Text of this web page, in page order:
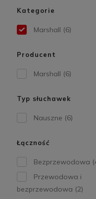
Kategorie
Marshall (6)
Producent
Marshall (6)
Typ słuchawek
Nauszne (6)
Łączność
Bezprzewodowa
Przewodowa i
bezprzewodowa (2)